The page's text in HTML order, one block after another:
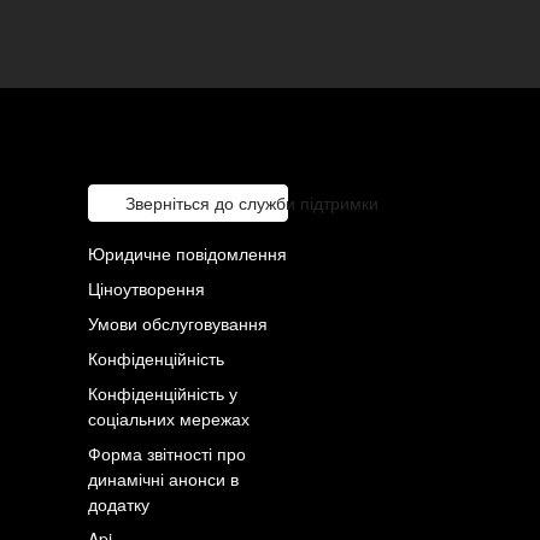
Зверніться до служби підтримки
Юридичне повідомлення
Ціноутворення
Умови обслуговування
Конфіденційність
Конфіденційність у
соціальних мережах
Форма звітності про
динамічні анонси в
додатку